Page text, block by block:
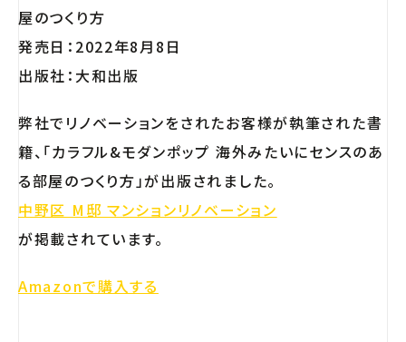
屋のつくり方
発売日：2022年8月8日
出版社：大和出版
弊社でリノベーションをされたお客様が執筆された書
籍、「カラフル&モダンポップ 海外みたいにセンスのあ
る部屋のつくり方」が出版されました。
中野区 M邸 マンションリノベーション
が掲載されています。
Amazonで購入する